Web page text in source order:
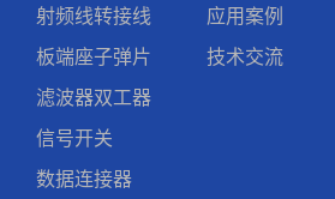
射频线转接线
板端座子弹片
滤波器双工器
信号开关
数据连接器
应用案例
技术交流